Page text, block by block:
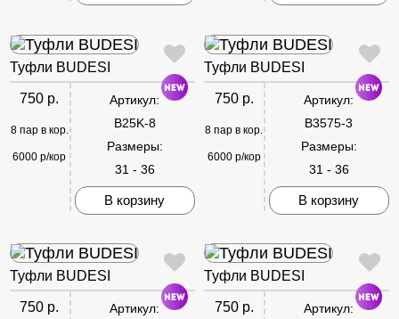
Туфли BUDESI
750 р.
8 пар в кор.
6000 р/кор
Артикул:
B25K-8
Размеры:
31 - 36
В корзину
Туфли BUDESI
750 р.
8 пар в кор.
6000 р/кор
Артикул:
B3575-3
Размеры:
31 - 36
В корзину
Туфли BUDESI
750 р.
Артикул:
Туфли BUDESI
750 р.
Артикул: